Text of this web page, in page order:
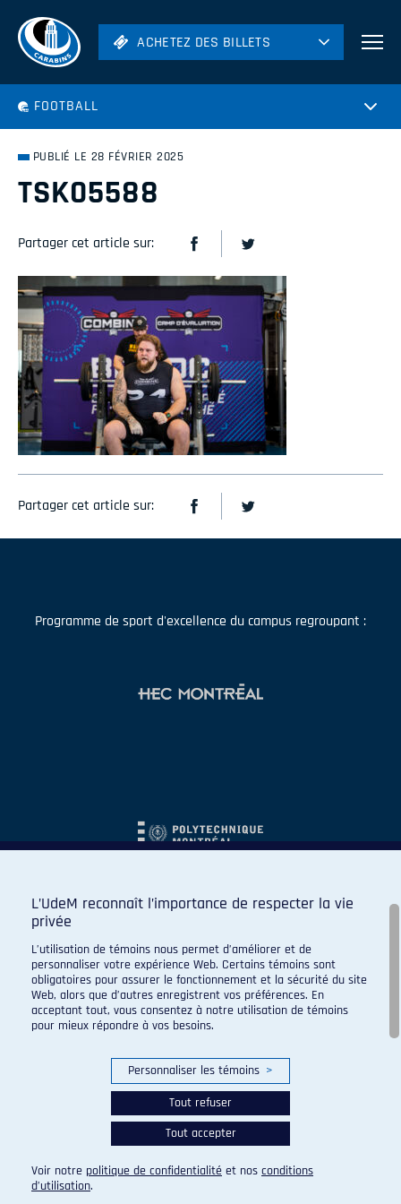
ACHETEZ DES BILLETS
ACHETEZ DES BILLETS
FOOTBALL
PUBLIÉ LE 28 FÉVRIER 2025
TSK05588
Partager cet article sur:
Partager cet article sur:
Programme de sport d'excellence du campus regroupant :
© 2026 Carabins de l'Université de Montréal. Tous droits
réservés.
Paramètres des témoins
L’UdeM reconnaît l’importance de respecter la vie
privée
L’utilisation de témoins nous permet d’améliorer et de
personnaliser votre expérience Web. Certains témoins sont
obligatoires pour assurer le fonctionnement et la sécurité du site
Web, alors que d’autres enregistrent vos préférences. En
acceptant tout, vous consentez à notre utilisation de témoins
pour mieux répondre à vos besoins.
Personnaliser les témoins >
Tout refuser
Tout accepter
Voir notre politique de confidentialité et nos conditions
d’utilisation.